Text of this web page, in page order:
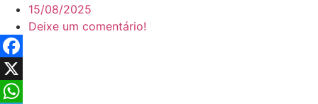
15/08/2025
Deixe um comentário!
Facebook
X